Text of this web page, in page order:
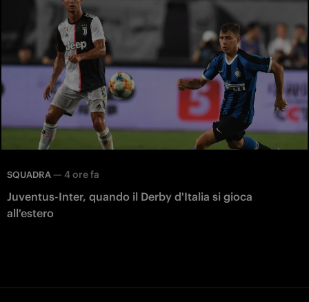
SQUADRA — 4 ore fa
Juventus-Inter, quando il Derby d'Italia si gioca
all'estero